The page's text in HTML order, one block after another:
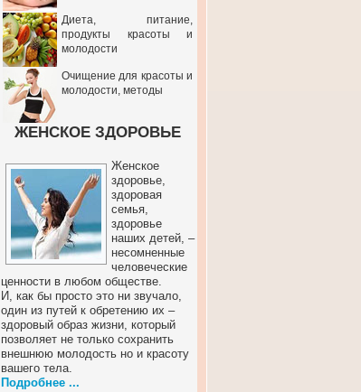
Диета, питание,
продукты красоты и
молодости
Очищение для красоты и
молодости, методы
ЖЕНСКОЕ ЗДОРОВЬЕ
Женское
здоровье,
здоровая
семья,
здоровье
наших детей, –
несомненные
человеческие
ценности в любом обществе.
И, как бы просто это ни звучало,
один из путей к обретению их –
здоровый образ жизни, который
позволяет не только сохранить
внешнюю молодость но и красоту
вашего тела.
Подробнее ...